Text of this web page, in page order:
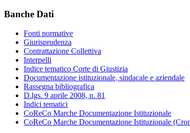
Banche Dati
Fonti normative
Giurisprudenza
Contrattazione Collettiva
Interpelli
Indice tematico Corte di Giustizia
Documentazione istituzionale, sindacale e aziendale
Rassegna bibliografica
D.lgs. 9 aprile 2008, n. 81
Indici tematici
CoReCo Marche Documentazione Istituzionale
CoReCo Marche Documentazione Istituzionale